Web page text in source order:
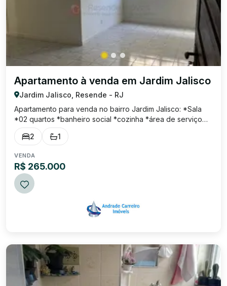
Apartamento à venda em Jardim Jalisco
Jardim Jalisco, Resende - RJ
Apartamento para venda no bairro Jardim Jalisco: *Sala
*02 quartos *banheiro social *cozinha *área de serviço
*garagem coberta O condomínio possuí portaria eletrônica
24hs, salão de festa, área gourmet com churrasqueira e
2 1
VENDA
R$ 265.000